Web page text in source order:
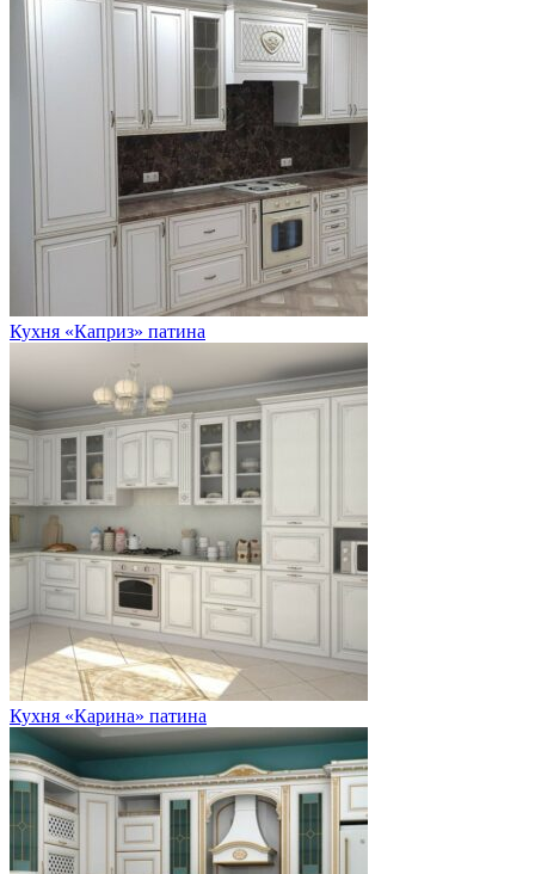
Кухня «Каприз» патина
Кухня «Карина» патина